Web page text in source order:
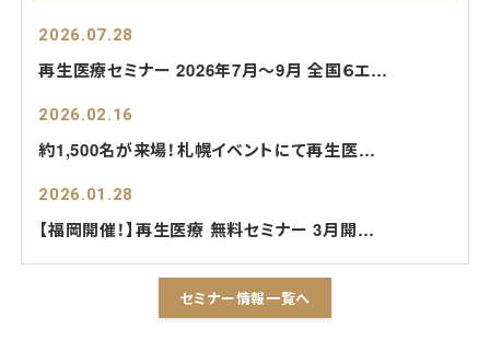
2026.07.28
再生医療セミナー 2026年7月〜9月 全国６エリアで拡大開催のお知らせ
2026.02.16
約1,500名が来場！札幌イベントにて再生医療の講演・展示を行いました
2026.01.28
【福岡開催！】再生医療 無料セミナー 3月開催決定！
セミナー情報一覧へ